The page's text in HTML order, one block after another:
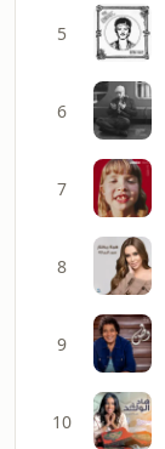
5
6
7
8
9
10